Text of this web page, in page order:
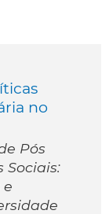
no
Pós
Sociais:
e